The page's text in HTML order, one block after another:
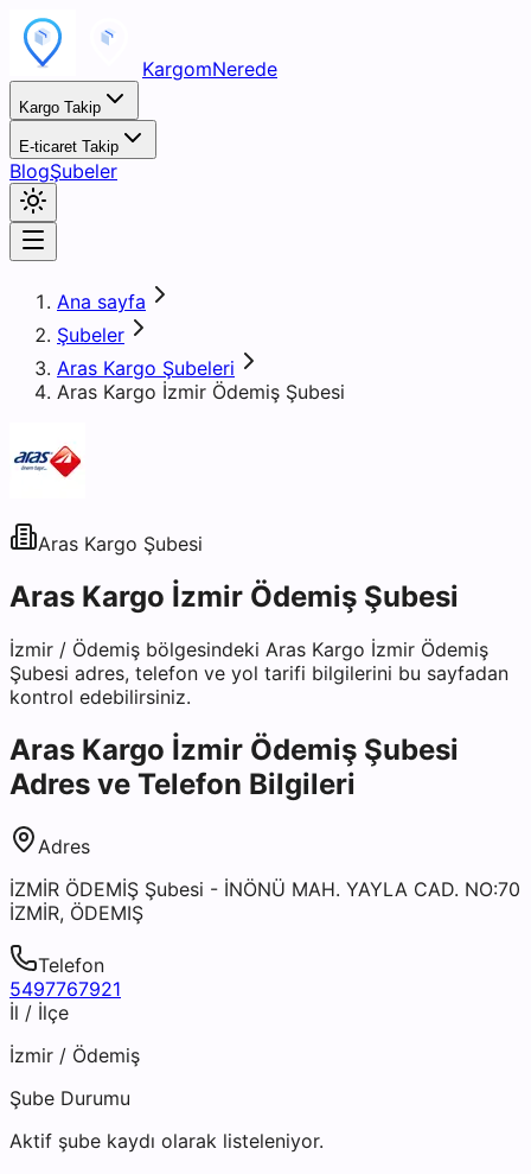
KargomNerede
Kargo Takip
E-ticaret Takip
BlogŞubeler
Ana sayfa
Şubeler
Aras Kargo Şubeleri
Aras Kargo İzmir Ödemiş Şubesi
Aras Kargo Şubesi
Aras Kargo İzmir Ödemiş Şubesi
İzmir / Ödemiş bölgesindeki Aras Kargo İzmir Ödemiş
Şubesi adres, telefon ve yol tarifi bilgilerini bu sayfadan
kontrol edebilirsiniz.
Aras Kargo İzmir Ödemiş Şubesi
Adres ve Telefon Bilgileri
Adres
İZMİR ÖDEMİŞ Şubesi - İNÖNÜ MAH. YAYLA CAD. NO:70
İZMİR, ÖDEMIŞ
Telefon
5497767921
İl / İlçe
İzmir / Ödemiş
Şube Durumu
Aktif şube kaydı olarak listeleniyor.